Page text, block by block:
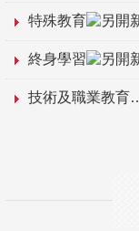
特殊教育
終身學習
技術及職業教育